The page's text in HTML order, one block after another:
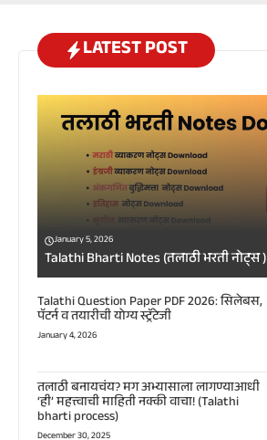
LATEST POST
January 5, 2026
Talathi Bharti Notes (तलाठी भरती नोट्स )
Talathi Question Paper PDF 2026: सिलेबस,
पॅटर्न व तयारीची योग्य स्ट्रॅटेजी
January 4, 2026
तलाठी बनायचंय? मग अभ्यासाला लागण्याआधी
‘ही’ महत्त्वाची माहिती नक्की वाचा! (Talathi
bharti process)